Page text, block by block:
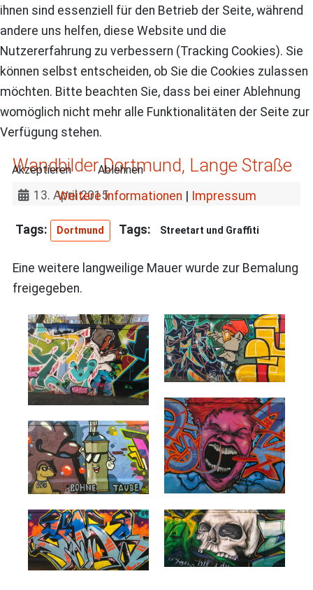
Wandbilder Dortmund, Lange Straße
13. April 2015
Dortmund Streetart und Graffiti
Eine weitere langweilige Mauer wurde zur Bemalung
freigegeben.
ihnen sind essenziell für den Betrieb der Seite, während
andere uns helfen, diese Website und die
Nutzererfahrung zu verbessern (Tracking Cookies). Sie
können selbst entscheiden, ob Sie die Cookies zulassen
möchten. Bitte beachten Sie, dass bei einer Ablehnung
womöglich nicht mehr alle Funktionalitäten der Seite zur
Verfügung stehen.
Akzeptieren Ablehnen
Weitere Informationen | Impressum